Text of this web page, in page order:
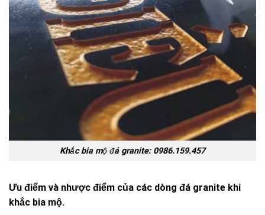
Khắc bia mộ đá granite: 0986.159.457
Ưu điểm và nhược điểm của các dòng đá granite khi
khắc bia mộ.